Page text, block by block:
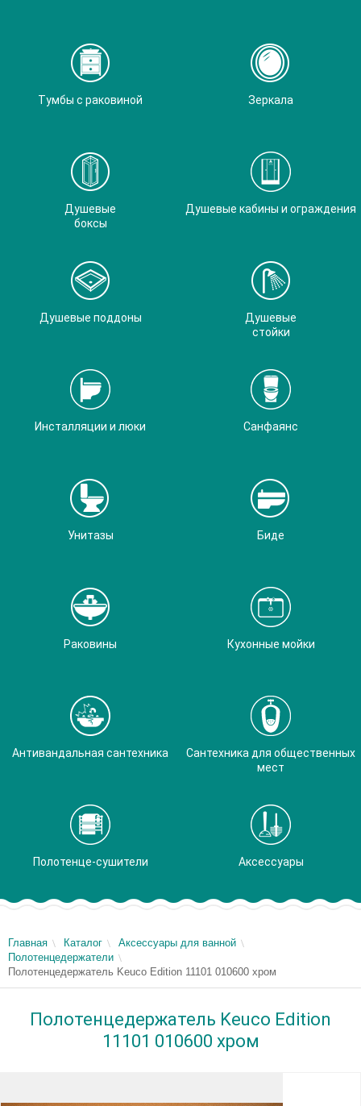
Тумбы с раковиной Зеркала
Душевые
боксы
Душевые кабины и ограждения
Душевые поддоны
Душевые
стойки
Инсталляции и люки Санфаянс
Унитазы Биде
Раковины Кухонные мойки
Антивандальная сантехника
Сантехника для общественных
мест
Полотенце-сушители Аксессуары
Главная Каталог
Аксессуары для ванной
Полотенцедержатели
Полотенцедержатель Keuco Edition 11101 010600 хром
Полотенцедержатель Keuco Edition
11101 010600 хром